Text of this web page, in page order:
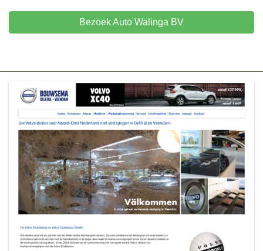
Bezoek Auto Walinga BV